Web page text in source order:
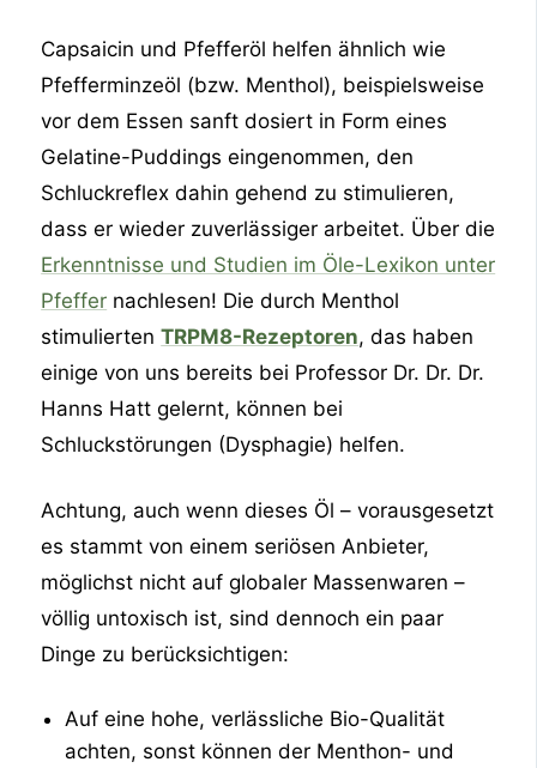
Capsaicin und Pfefferöl helfen ähnlich wie
Pfefferminzeöl (bzw. Menthol), beispielsweise
vor dem Essen sanft dosiert in Form eines
Gelatine-Puddings eingenommen, den
Schluckreflex dahin gehend zu stimulieren,
dass er wieder zuverlässiger arbeitet. Über die
Erkenntnisse und Studien im Öle-Lexikon unter
Pfeffer nachlesen! Die durch Menthol
stimuliertenTRPM8-Rezeptoren, das haben
einige von uns bereits bei Professor Dr. Dr. Dr.
Hanns Hatt gelernt, können bei
Schluckstörungen (Dysphagie) helfen.
Achtung, auch wenn dieses Öl – vorausgesetzt
es stammt von einem seriösen Anbieter,
möglichst nicht auf globaler Massenwaren –
völlig untoxisch ist, sind dennoch ein paar
Dinge zu berücksichtigen:
Auf eine hohe, verlässliche Bio-Qualität
achten, sonst können der Menthon- und